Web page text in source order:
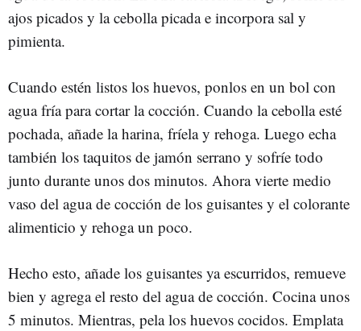
ajos picados y la cebolla picada e incorpora sal y
pimienta.
Cuando estén listos los huevos, ponlos en un bol con
agua fría para cortar la cocción. Cuando la cebolla esté
pochada, añade la harina, fríela y rehoga. Luego echa
también los taquitos de jamón serrano y sofríe todo
junto durante unos dos minutos. Ahora vierte medio
vaso del agua de cocción de los guisantes y el colorante
alimenticio y rehoga un poco.
Hecho esto, añade los guisantes ya escurridos, remueve
bien y agrega el resto del agua de cocción. Cocina unos
5 minutos. Mientras, pela los huevos cocidos. Emplata